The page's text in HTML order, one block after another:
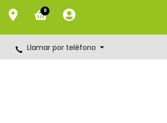
0
Llamar por teléfono